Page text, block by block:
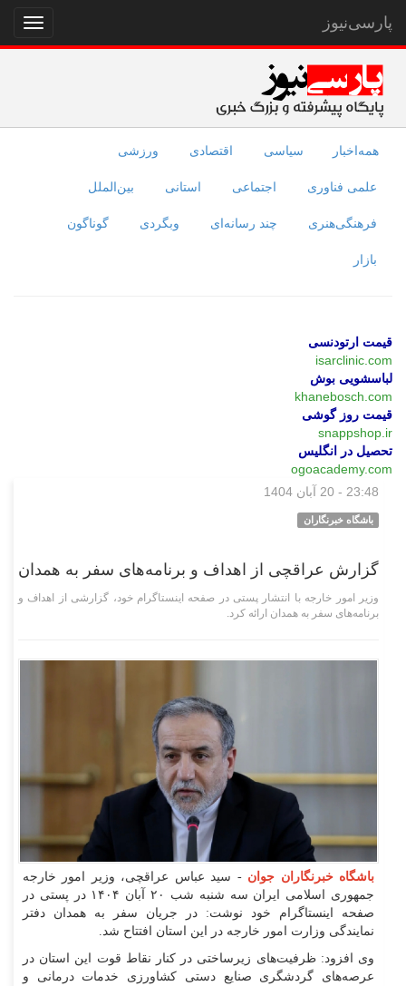
نمایش
منو
پارسی‌نیوز
همه‌اخبار سیاسی اقتصادی ورزشی
علمی فناوری اجتماعی استانی بین‌الملل
فرهنگی‌هنری چند رسانه‌ای وبگردی گوناگون
بازار
قیمت ارتودنسی
isarclinic.com
لباسشویی بوش
khanebosch.com
قیمت روز گوشی
snappshop.ir
تحصیل در انگلیس
ogoacademy.com
23:48 - 20 آبان 1404
باشگاه خبرنگاران
گزارش عراقچی از اهداف و برنامه‌های سفر به همدان
وزیر امور خارجه با انتشار پستی در صفحه اینستاگرام خود، گزارشی از اهداف و
برنامه‌های سفر به همدان ارائه کرد.
باشگاه خبرنگاران جوان - سید عباس عراقچی، وزیر امور خارجه
جمهوری اسلامی ایران سه شنبه شب ۲۰ آبان ۱۴۰۴ در پستی در
صفحه اینستاگرام خود نوشت: در جریان سفر به همدان دفتر
نمایندگی وزارت امور خارجه در این استان افتتاح شد.
وی افزود: ظرفیت‌های زیرساختی در کنار نقاط قوت این استان در
عرصه‌های گردشگری صنایع دستی کشاورزی خدمات درمانی و